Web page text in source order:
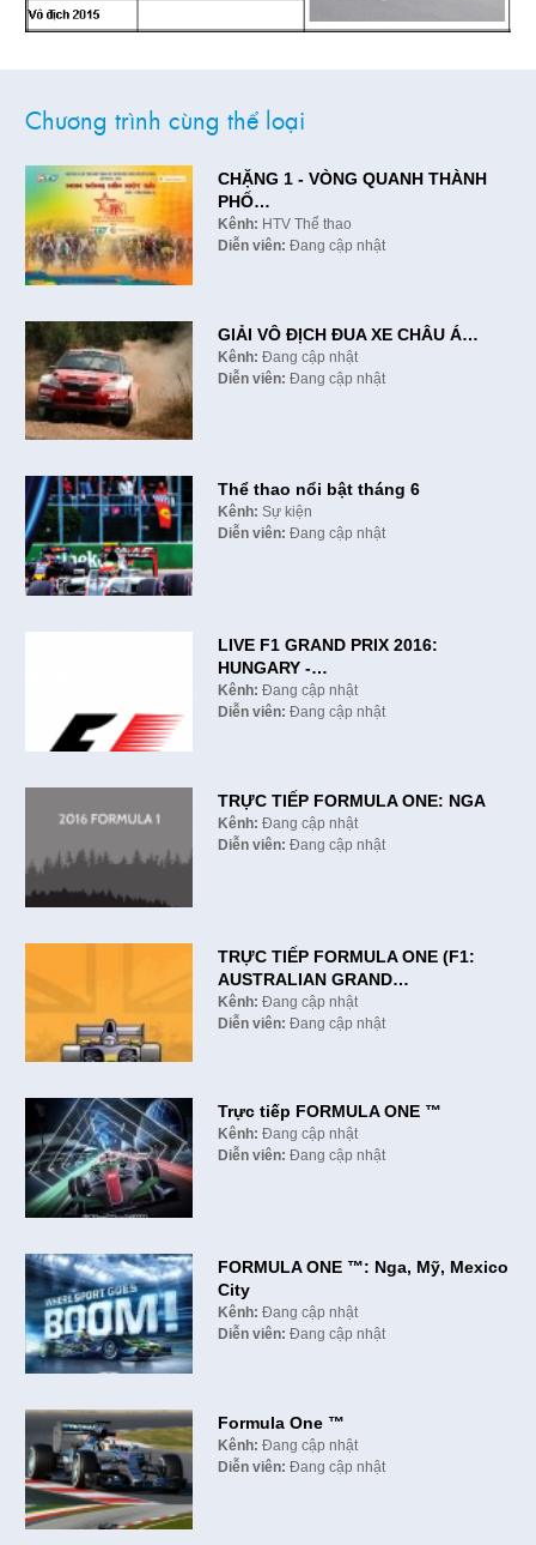
Chương trình cùng thể loại
CHẶNG 1 - VÒNG QUANH THÀNH
PHỐ…
Kênh: HTV Thể thao
Diễn viên: Đang cập nhật
GIẢI VÔ ĐỊCH ĐUA XE CHÂU Á…
Kênh: Đang cập nhật
Diễn viên: Đang cập nhật
Thể thao nổi bật tháng 6
Kênh: Sự kiện
Diễn viên: Đang cập nhật
LIVE F1 GRAND PRIX 2016:
HUNGARY -…
Kênh: Đang cập nhật
Diễn viên: Đang cập nhật
TRỰC TIẾP FORMULA ONE: NGA
Kênh: Đang cập nhật
Diễn viên: Đang cập nhật
TRỰC TIẾP FORMULA ONE (F1:
AUSTRALIAN GRAND…
Kênh: Đang cập nhật
Diễn viên: Đang cập nhật
Trực tiếp FORMULA ONE ™
Kênh: Đang cập nhật
Diễn viên: Đang cập nhật
FORMULA ONE ™: Nga, Mỹ, Mexico
City
Kênh: Đang cập nhật
Diễn viên: Đang cập nhật
Formula One ™
Kênh: Đang cập nhật
Diễn viên: Đang cập nhật